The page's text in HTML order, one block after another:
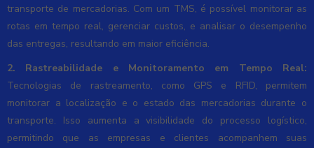
transporte de mercadorias. Com um TMS, é possível monitorar as
rotas em tempo real, gerenciar custos, e analisar o desempenho
das entregas, resultando em maior eficiência.
2. Rastreabilidade e Monitoramento em Tempo Real:
Tecnologias de rastreamento, como GPS e RFID, permitem
monitorar a localização e o estado das mercadorias durante o
transporte. Isso aumenta a visibilidade do processo logístico,
permitindo que as empresas e clientes acompanhem suas